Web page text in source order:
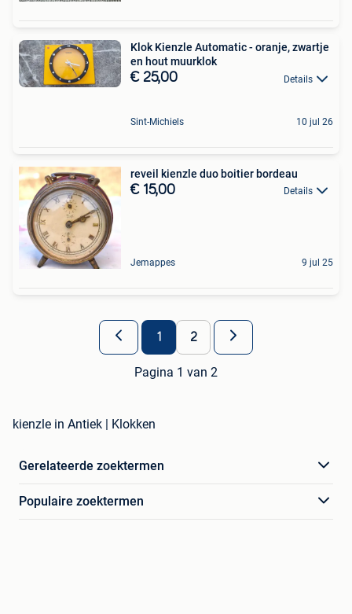
Klok Kienzle Automatic - oranje, zwartje
en hout muurklok
€ 25,00 Details
Sint-Michiels 10 jul 26
reveil kienzle duo boitier bordeau
€ 15,00 Details
Jemappes 9 jul 25
1 2
Pagina 1 van 2
kienzle in Antiek | Klokken
Gerelateerde zoektermen
Populaire zoektermen